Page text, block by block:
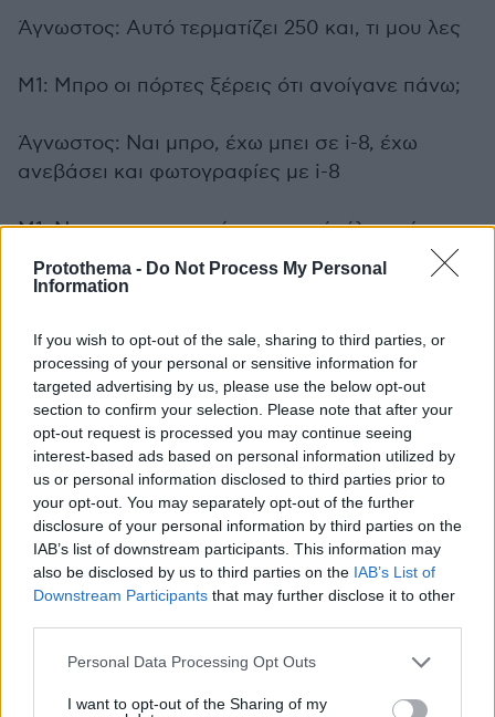
Protothema - Do Not Process My Personal
Information
If you wish to opt-out of the sale, sharing to third parties, or
processing of your personal or sensitive information for
targeted advertising by us, please use the below opt-out
section to confirm your selection. Please note that after your
opt-out request is processed you may continue seeing
interest-based ads based on personal information utilized by
us or personal information disclosed to third parties prior to
your opt-out. You may separately opt-out of the further
disclosure of your personal information by third parties on the
IAB’s list of downstream participants. This information may
also be disclosed by us to third parties on the IAB’s List of
Downstream Participants that may further disclose it to other
Please note that this website/app uses one or more Google
not limited to your visit or usage behaviour. You may click to
Personal Data Processing Opt Outs
I want to opt-out of the Sharing of my
Άγνωστος: Αυτό τερματίζει 250 και, τι μου λες
Μ1: Μπρο οι πόρτες ξέρεις ότι ανοίγανε πάνω;
Άγνωστος: Ναι μπρο, έχω μπει σε i-8, έχω
ανεβάσει και φωτογραφίες με i-8
Μ1: Ναι μπρο και μπαίνουμε εκεί τέλος πάντων
μπλα μπλα μπλα. Πάμε σε ένα, μπρο πάμε σε
κάτι αλάνες στη μέση του πουθενά και είναι
Άγνωστος: Ναι
Μ1: Και του λέει του Γ. πήγαινε πάρ’το. Που λέει
ο Γ.; Δεν υπάρχει τίποτα. Μέσα στο πορτ-
παγκάζ του BMW ρε. Και μπρο ανοίγει το πορτ-
παγκάζ και έχει 10 τσάντες αδερφέ
Άγνωστος: Τι είχε;
Μ1: 10 τσάντες. Αδερφέ είχε πάρα πολλά. Και
μπρο, παίρνει ξέρω γω ένα από κει, παίρνει την